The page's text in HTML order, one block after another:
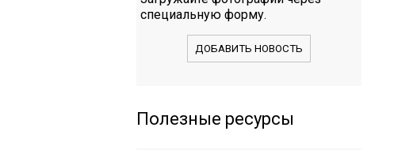
специальную форму.
ДОБАВИТЬ НОВОСТЬ
Полезные ресурсы